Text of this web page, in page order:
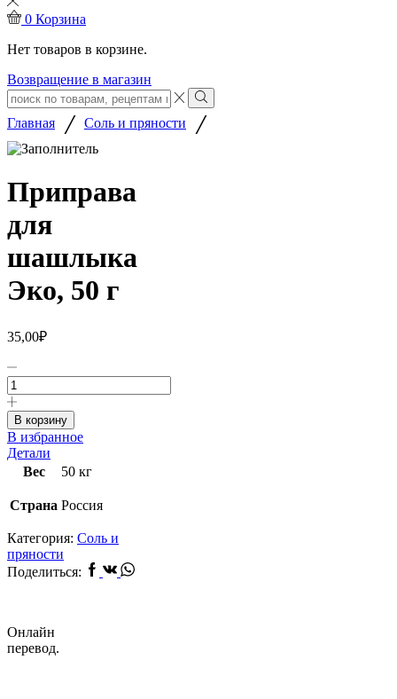
0 Корзина
Нет товаров в корзине.
Возвращение в магазин
Search
input
Search
Главная / Соль и пряности /
Приправа
для
шашлыка
Эко, 50 г
35,00₽
Количество
Приправа
для
шашлыка
Эко,
50
В корзину
В избранное
Детали
Вес
50 кг
Страна Россия
Категория: Соль и
пряности
Поделиться: Facebook
Vk Whatsapp
Онлайн
перевод.